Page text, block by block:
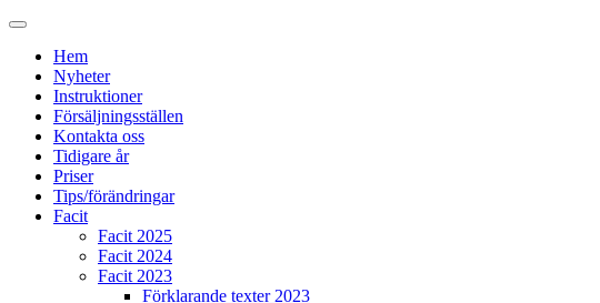
Hem
Nyheter
Instruktioner
Försäljningsställen
Kontakta oss
Tidigare år
Priser
Tips/förändringar
Facit
Facit 2025
Facit 2024
Facit 2023
Förklarande texter 2023